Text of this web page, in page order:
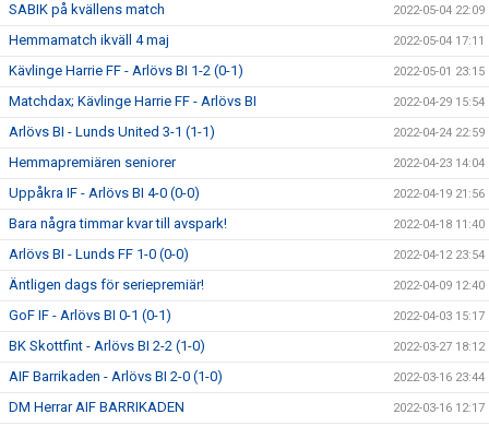
SABIK på kvällens match 2022-05-04 22:09
Hemmamatch ikväll 4 maj 2022-05-04 17:11
Kävlinge Harrie FF - Arlövs BI 1-2 (0-1) 2022-05-01 23:15
Matchdax; Kävlinge Harrie FF - Arlövs BI 2022-04-29 15:54
Arlövs BI - Lunds United 3-1 (1-1) 2022-04-24 22:59
Hemmapremiären seniorer 2022-04-23 14:04
Uppåkra IF - Arlövs BI 4-0 (0-0) 2022-04-19 21:56
Bara några timmar kvar till avspark! 2022-04-18 11:40
Arlövs BI - Lunds FF 1-0 (0-0) 2022-04-12 23:54
Äntligen dags för seriepremiär! 2022-04-09 12:40
GoF IF - Arlövs BI 0-1 (0-1) 2022-04-03 15:17
BK Skottfint - Arlövs BI 2-2 (1-0) 2022-03-27 18:12
AIF Barrikaden - Arlövs BI 2-0 (1-0) 2022-03-16 23:44
DM Herrar AIF BARRIKADEN 2022-03-16 12:17